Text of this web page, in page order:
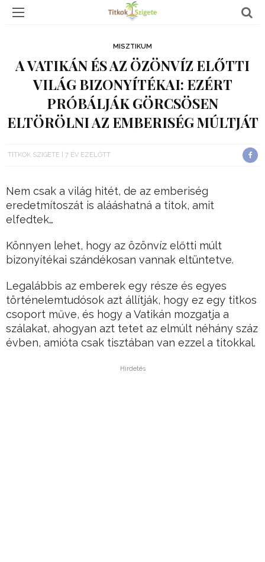
MISZTIKUM
A VATIKÁN ÉS AZ ÖZÖNVÍZ ELŐTTI
VILÁG BIZONYÍTÉKAI: EZÉRT
PRÓBÁLJÁK GÖRCSÖSEN
ELTÖRÖLNI AZ EMBERISÉG MÚLTJÁT
TITKOK SZIGETE 7 ÉV EZELŐTT
Nem csak a világ hitét, de az emberiség
eredetmítoszát is alááshatná a titok, amit
elfedtek…
Könnyen lehet, hogy az özönvíz előtti múlt
bizonyítékai szándékosan vannak eltüntetve.
Legalábbis az emberek egy része és egyes
történelemtudósok azt állítják, hogy ez egy titkos
csoport műve, és hogy a Vatikán mozgatja a
szálakat, ahogyan azt tetet az elmúlt néhány száz
évben, amióta csak tisztában van ezzel a titokkal.
Hirdetés